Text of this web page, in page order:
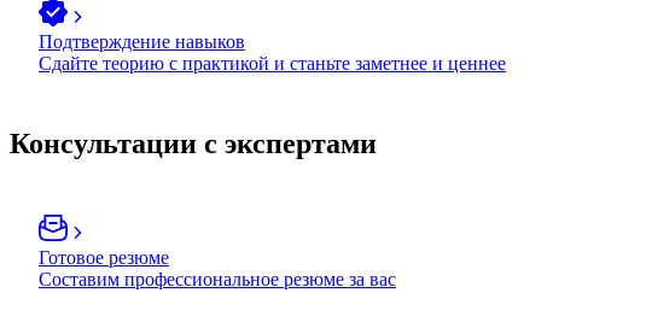
Подтверждение навыков
Сдайте теорию с практикой и станьте заметнее и ценнее
Консультации с экспертами
Готовое резюме
Составим профессиональное резюме за вас